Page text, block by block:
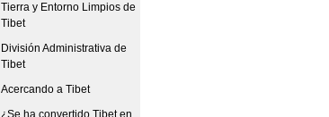
Tierra y Entorno Limpios de
Tibet
División Administrativa de
Tibet
Acercando a Tibet
¿Se ha convertido Tibet en